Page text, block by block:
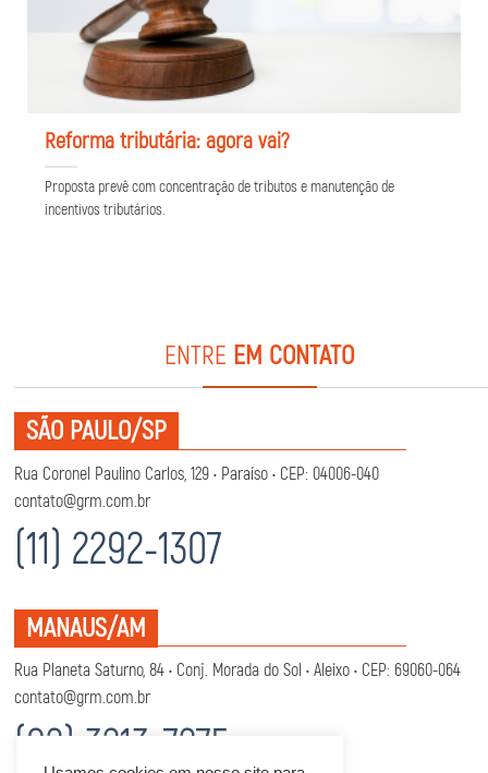
Reforma tributária: agora vai?
Proposta prevê com concentração de tributos e manutenção de
incentivos tributários.
ENTRE EM CONTATO
SÃO PAULO/SP
Rua Coronel Paulino Carlos, 129 • Paraíso • CEP: 04006-040
contato@grm.com.br
(11) 2292-1307
MANAUS/AM
Rua Planeta Saturno, 84 • Conj. Morada do Sol • Aleixo • CEP: 69060-064
contato@grm.com.br
(92) 3213-7275